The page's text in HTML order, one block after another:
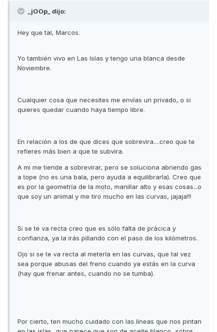
_jOOp_ dijo:
Hey que tal, Marcos.
Yo también vivo en Las Islas y tengo una blanca desde
Noviembre.
Cualquier cosa que necesites me envías un privado, o si
quieres quedar cuando haya tiempo libre.
En relación a los de que dices que sobrevira....creo que te
refieres más bien a que te subvira.
A mi me tiende a sobrevirar, pero se soluciona abriendo gas
a tope (no es una bala, pero ayuda a equilibrarla). Creo que
es por la geometría de la moto, manillar alto y esas cosas...o
que soy un animal y me tiro mucho en las curvas, jajaja!!!
Si se te va recta creo que es sólo falta de prácica y
confianza, ya la irás pillando con el paso de los kilómetros.
Ojo si se te va recta al meterla en las curvas, que tal vez
sea porque abusas del freno cuando ya estás en la curva
(hay que frenar antes, cuando no se tumba).
Por cierto, ten mucho cuidado con las líneas que nos pintan